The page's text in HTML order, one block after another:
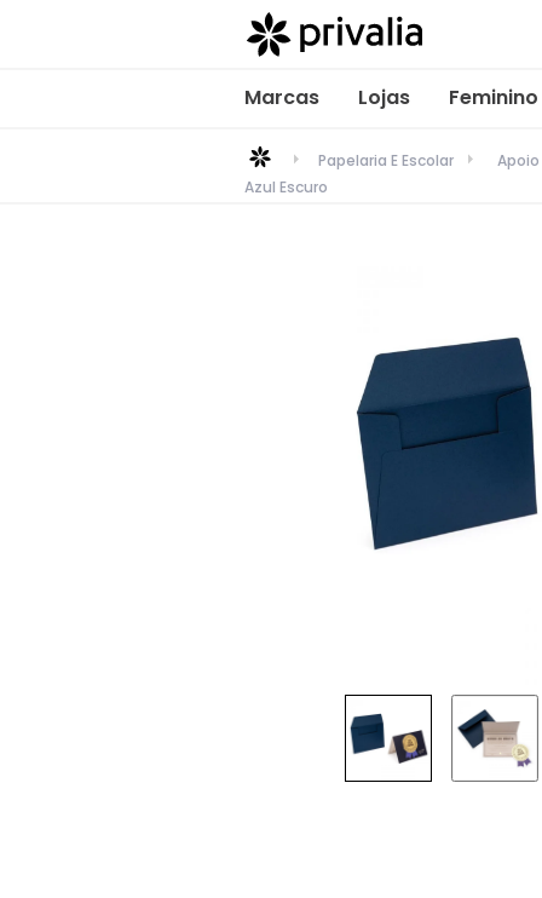
Marcas Lojas Feminino
Papelaria E Escolar
Azul Escuro